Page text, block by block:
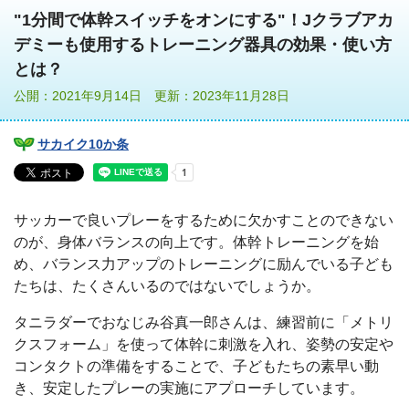
"1分間で体幹スイッチをオンにする"！Jクラブアカ
デミーも使用するトレーニング器具の効果・使い方
とは？
公開：2021年9月14日 更新：2023年11月28日
サカイク10か条
サッカーで良いプレーをするために欠かすことのできない
のが、身体バランスの向上です。体幹トレーニングを始
め、バランス力アップのトレーニングに励んでいる子ども
たちは、たくさんいるのではないでしょうか。
タニラダーでおなじみ谷真一郎さんは、練習前に「メトリ
クスフォーム」を使って体幹に刺激を入れ、姿勢の安定や
コンタクトの準備をすることで、子どもたちの素早い動
き、安定したプレーの実施にアプローチしています。